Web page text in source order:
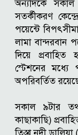
অন্যদিকে
সতর্কীকরণ
পয়েন্টে
লামা বান্দরবান
দিয়ে প্রবাহিত
স্টেশনের মধ্যে
অপরিবর্তিত
সকাল ৯টার
কাছাকাছি)